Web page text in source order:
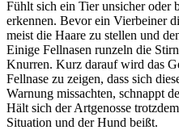
Fühlt sich ein Tier unsicher oder
erkennen. Bevor ein Vierbeiner
meist die Haare zu stellen und
Einige Fellnasen runzeln die
Knurren. Kurz darauf wird das
Fellnase zu zeigen, dass sich
Warnung missachten, schnappt
Hält sich der Artgenosse
Situation und der Hund beißt.